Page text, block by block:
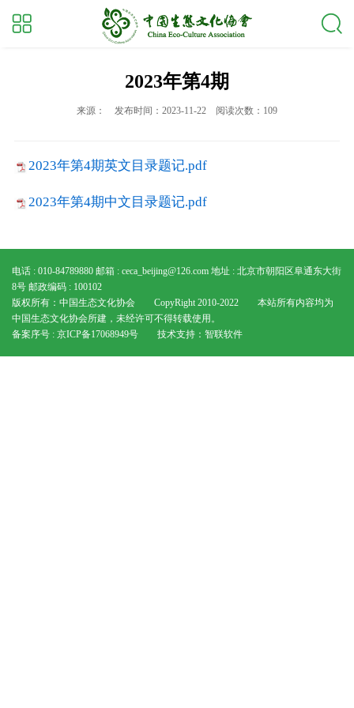
2023年第4期
来源： 发布时间：2023-11-22 阅读次数：109
2023年第4期英文目录题记.pdf
2023年第4期中文目录题记.pdf
电话 : 010-84789880 邮箱 : ceca_beijing@126.com 地址 : 北京市朝阳区阜通东大街
8号 邮政编码 : 100102
版权所有：中国生态文化协会 CopyRight 2010-2022 本站所有内容均为
中国生态文化协会所建，未经许可不得转载使用。
备案序号 : 京ICP备17068949号技术支持： 智联软件